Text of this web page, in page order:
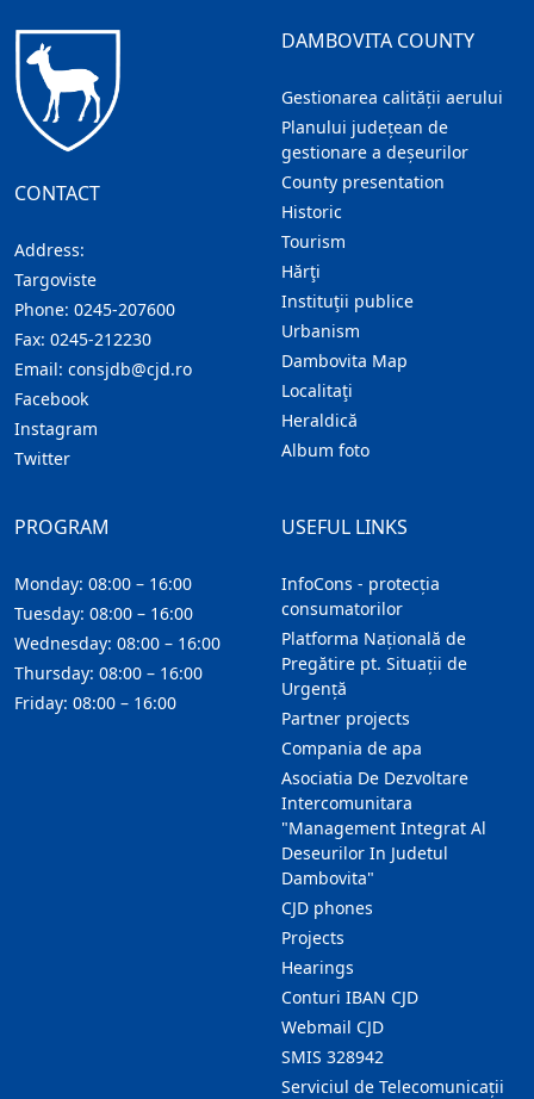
CONTACT
Address:
Targoviste
Phone: 0245-207600
Fax: 0245-212230
Email: consjdb@cjd.ro
Facebook
Instagram
Twitter
DAMBOVITA COUNTY
Gestionarea calității aerului
Planului județean de
gestionare a deșeurilor
County presentation
Historic
Tourism
Hărţi
Instituţii publice
Urbanism
Dambovita Map
Localitaţi
Heraldică
Album foto
USEFUL LINKS
InfoCons - protecția
consumatorilor
Platforma Națională de
Pregătire pt. Situații de
Urgență
Partner projects
Compania de apa
Asociatia De Dezvoltare
Intercomunitara
"Management Integrat Al
Deseurilor In Judetul
Dambovita"
CJD phones
Projects
Hearings
Conturi IBAN CJD
Webmail CJD
SMIS 328942
Serviciul de Telecomunicații
PROGRAM
Monday: 08:00 – 16:00
Tuesday: 08:00 – 16:00
Wednesday: 08:00 – 16:00
Thursday: 08:00 – 16:00
Friday: 08:00 – 16:00